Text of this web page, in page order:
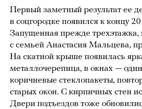
Первый заметный результат ее
в соцгородке появился к концу
Запущенная прежде трехэтажка,
с семьей Анастасия Мальцева,
На скатной крыше появилась
металлочерепица, в окнах —
коричневые стеклопакеты,
старых окон. С кирпичных стен
Двери подъездов тоже